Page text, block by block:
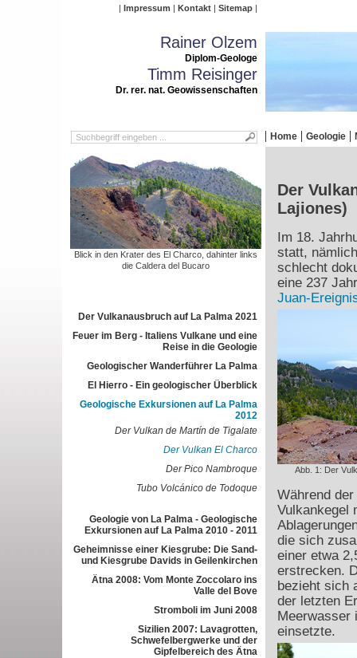
Impressum Kontakt Sitemap
Rainer Olzem
Diplom-Geologe
Timm Reisinger
Dr. rer. nat. Geowissenschaften
Home Geologie
Blick in den Krater des El Charco, dahinter links
die Caldera del Bucaro
Der Vulkanausbruch auf La Palma 2021
Feuer im Berg - Italiens Vulkane und eine
Reise in die Geologie
Geologischer Wanderführer La Palma
El Hierro - Ein geologischer Überblick
Geologische Exkursionen auf La Palma
2012
Der Vulkan de Martín de Tigalate
Der Vulkan El Charco
Der Pico Nambroque
Tubo Volcánico de Todoque
Geologie von La Palma - Geologische
Exkursionen auf La Palma 2010 - 2011
Geheimnisse einer Kiesgrube: Die Sand-
und Kiesgrube Davids in Geilenkirchen
Ätna 2008: Vom Monte Zoccolaro ins
Valle del Bove
Stromboli im Juni 2008
Sizilien 2007: Lavagrotten,
Schwefelbergwerke und der
Gipfelbereich des Ätna
Der
Lajiones)
Im 18.
statt,
schlecht
eine 237
Juan-
Abb. 1: Der
Während
Vulkankegel
die sich
einer etwa
erstrecken.
bezieht sich
der letzten
Meerwasser
einsetzte.